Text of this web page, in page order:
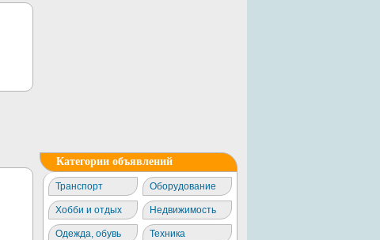
Категории объявлений
Транспорт Оборудование
Хобби и отдых Недвижимость
Одежда, обувь Техника